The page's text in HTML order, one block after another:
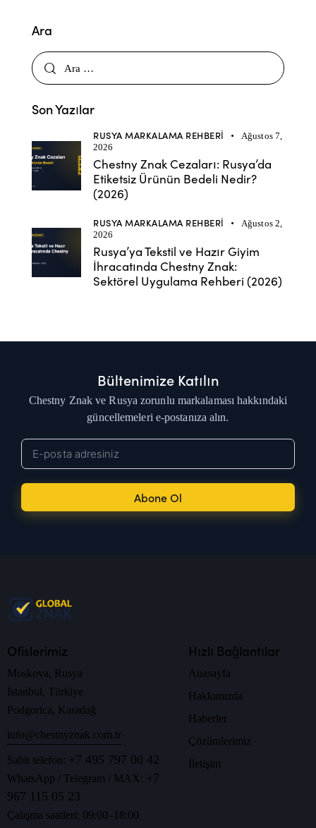
Ara
Son Yazılar
RUSYA MARKALAMA REHBERI
Ağustos 7,
2026
Chestny Znak Cezaları: Rusya’da
Etiketsiz Ürünün Bedeli Nedir?
(2026)
RUSYA MARKALAMA REHBERI
Ağustos 2,
2026
Rusya’ya Tekstil ve Hazır Giyim
İhracatında Chestny Znak:
Sektörel Uygulama Rehberi (2026)
Bültenimize Katılın
Chestny Znak ve Rusya zorunlu markalaması hakkındaki
güncellemeleri e-postanıza alın.
Abone Ol
Ofislerimiz
Moskova, Rusya
İstanbul, Türkiye
Podgorica, Karadağ
info@chestnyznak.com.tr
Sabit telefon: +7 495 797 00 42
WhatsApp / Telegram / MAX: +7
967 115 05 23
Çalışma saatleri: 09:00–18:00
Hızlı Bağlantılar
Anasayfa
Hakkımızda
Haberler
Çözümlerimiz
İletişim